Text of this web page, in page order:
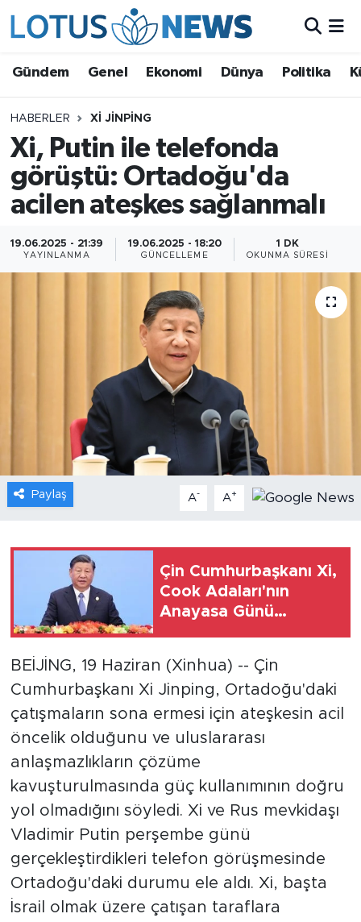
Gündem Genel Ekonomi Dünya Politika
HABERLER XI JINPING
Xi, Putin ile telefonda
görüştü: Ortadoğu'da
acilen ateşkes sağlanmalı
19.06.2025 - 21:39
YAYINLANMA
19.06.2025 - 18:20
GÜNCELLEME
1 DK
OKUNMA SÜRESI
Paylaş A- A+
Çin Cumhurbaşkanı Xi,
Cook Adaları'nın
Anayasa Günü
kutladı
BEİJİNG, 19 Haziran (Xinhua) -- Çin
Cumhurbaşkanı Xi Jinping, Ortadoğu'daki
çatışmaların sona ermesi için ateşkesin acil
öncelik olduğunu ve uluslararası
anlaşmazlıkların çözüme
kavuşturulmasında güç kullanımının doğru
yol olmadığını söyledi. Xi ve Rus mevkidaşı
Vladimir Putin perşembe günü
gerçekleştirdikleri telefon görüşmesinde
Ortadoğu'daki durumu ele aldı. Xi, başta
İsrail olmak üzere çatışan taraflara
Ekonomi
Dünya
Politika
Bilim ve Teknoloji
Gündem
Video
Sağlık
Xinhua
Xinhua Türkiye
Seyahat